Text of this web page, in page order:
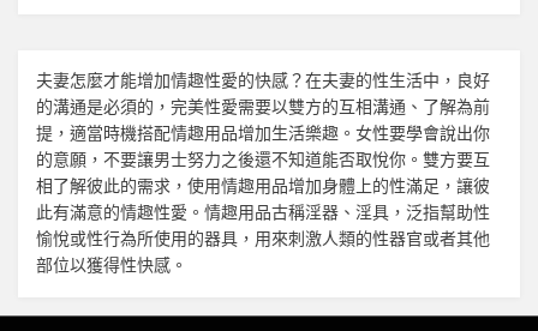
夫妻怎麼才能增加情趣性愛的快感？在夫妻的性生活中，良好
的溝通是必須的，完美性愛需要以雙方的互相溝通、了解為前
提，適當時機搭配情趣用品增加生活樂趣。女性要學會說出你
的意願，不要讓男士努力之後還不知道能否取悅你。雙方要互
相了解彼此的需求，使用情趣用品增加身體上的性滿足，讓彼
此有滿意的情趣性愛。 情趣用品古稱淫器、淫具，泛指幫助性
愉悅或性行為所使用的器具，用來刺激人類的性器官或者其他
部位以獲得性快感。